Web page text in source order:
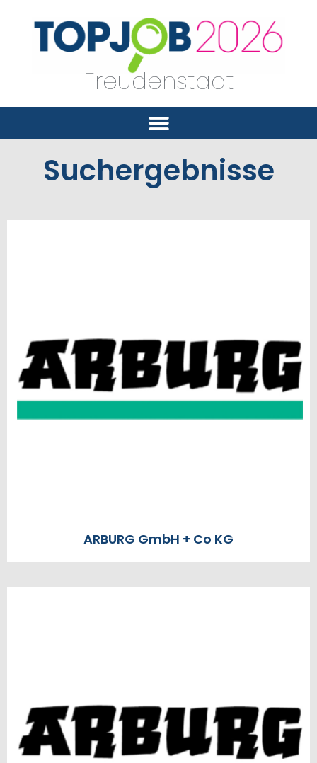
Freudenstadt
Suchergebnisse
ARBURG GmbH + Co KG